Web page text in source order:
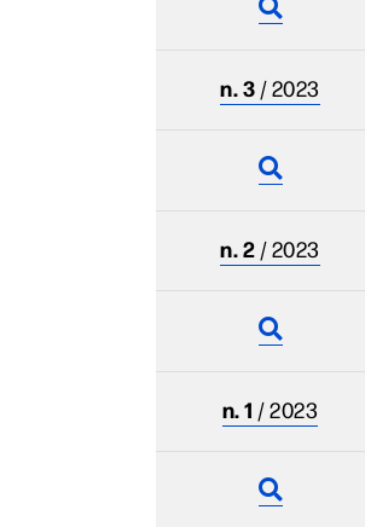
n. 3 / 2023
n. 2 / 2023
n. 1 / 2023